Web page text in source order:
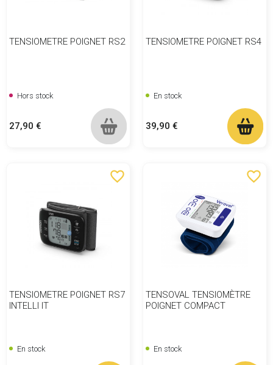
TENSIOMETRE POIGNET RS2
Hors stock
Prix
27,90 €
TENSIOMETRE POIGNET RS4
En stock
Prix
39,90 €
favorite_border
TENSIOMETRE POIGNET RS7
INTELLI IT
En stock
favorite_border
TENSOVAL TENSIOMÈTRE
POIGNET COMPACT
En stock